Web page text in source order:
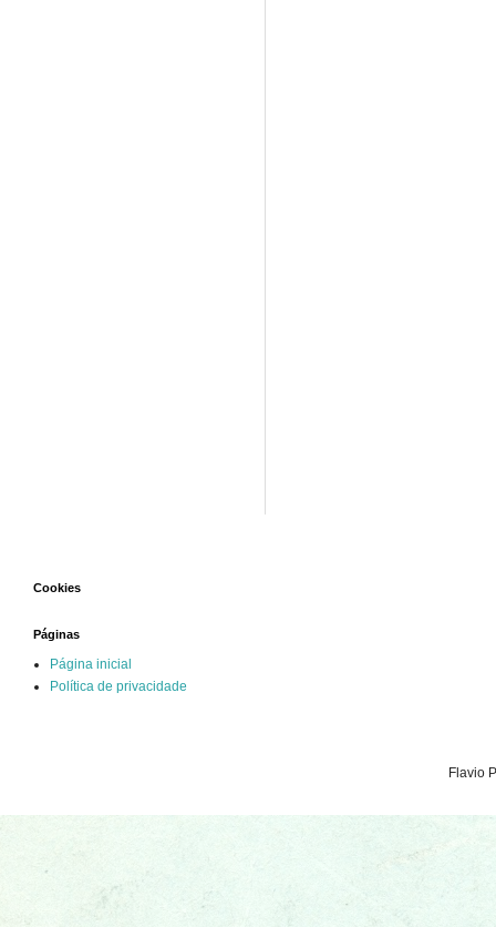
Cookies
Páginas
Página inicial
Política de privacidade
Flavio